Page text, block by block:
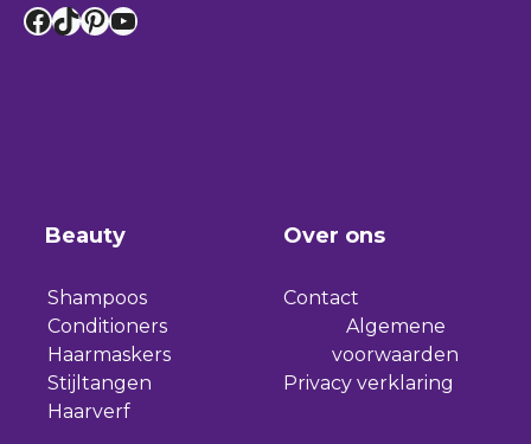
Facebook
TikTok
Pinterest
YouTube
Beauty
Shampoos
Conditioners
Haarmaskers
Stijltangen
Haarverf
Over ons
Contact
Algemene
voorwaarden
Privacy verklaring